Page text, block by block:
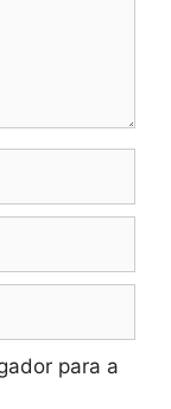
para a